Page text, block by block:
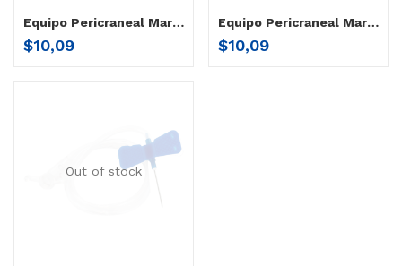
Equipo Pericraneal Mariposa 21g
$10,09
Equipo Pericraneal Mariposa 22g
$10,09
Out of stock